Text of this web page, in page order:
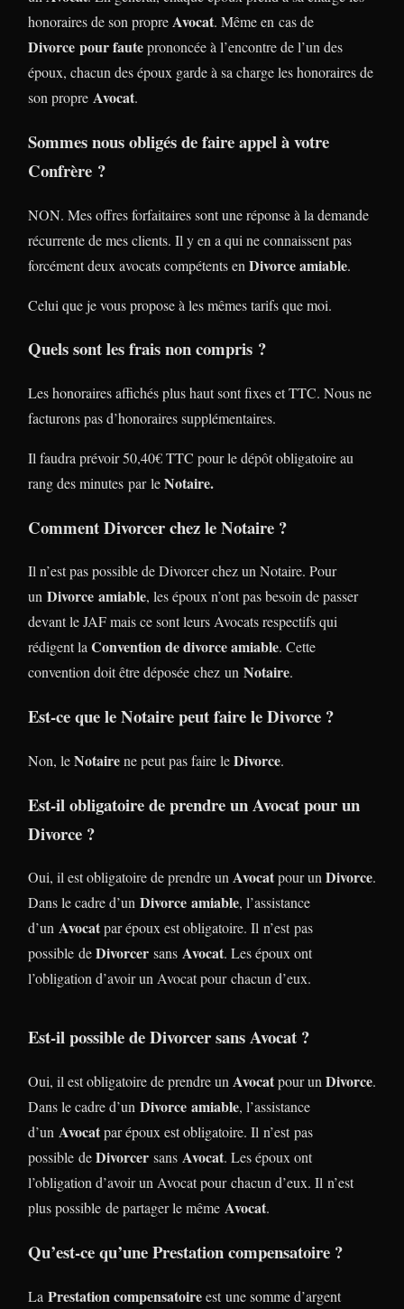
honoraires de son propreAvocat. Même en cas de
Divorce pour fauteprononcée à l’encontre de l’un des
époux, chacun des époux garde à sa charge les honoraires de
son propre Avocat.
Sommes nous obligés de faire appel à votre
Confrère ?
NON. Mes offres forfaitaires sont une réponse à la demande
récurrente de mes clients. Il y en a qui ne connaissent pas
forcément deux avocats compétents en Divorce amiable.
Celui que je vous propose à les mêmes tarifs que moi.
Quels sont les frais non compris ?
Les honoraires affichés plus haut sont fixes et TTC. Nous ne
facturons pas d’honoraires supplémentaires.
Il faudra prévoir 50,40€ TTC pour le dépôt obligatoire au
rang des minutes par leNotaire.
Comment Divorcer chez le Notaire ?
Il n’est pas possible de Divorcer chez un Notaire. Pour
un Divorce amiable, les époux n’ont pas besoin de passer
devant le JAF mais ce sont leurs Avocats respectifs qui
rédigent laConvention de divorce amiable. Cette
convention doit être déposée chez un Notaire.
Est-ce que le Notaire peut faire le Divorce ?
Non, leNotairene peut pas faire leDivorce.
Est-il obligatoire de prendre un Avocat pour un
Divorce ?
Oui, il est obligatoire de prendre unAvocatpour unDivorce.
Dans le cadre d’un Divorce amiable, l’assistance
d’un Avocatpar époux est obligatoire. Il n’est pas
possible deDivorcer sans Avocat. Les époux ont
l’obligation d’avoir un Avocat pour chacun d’eux.
Est-il possible de Divorcer sans Avocat ?
Oui, il est obligatoire de prendre un Avocatpour un Divorce.
Dans le cadre d’un Divorce amiable, l’assistance
d’un Avocatpar époux est obligatoire. Il n’est pas
possible deDivorcer sans Avocat. Les époux ont
l’obligation d’avoir un Avocat pour chacun d’eux. Il n’est
plus possible de partager le même Avocat.
Qu’est-ce qu’une Prestation compensatoire ?
La Prestation compensatoireest une somme d’argent